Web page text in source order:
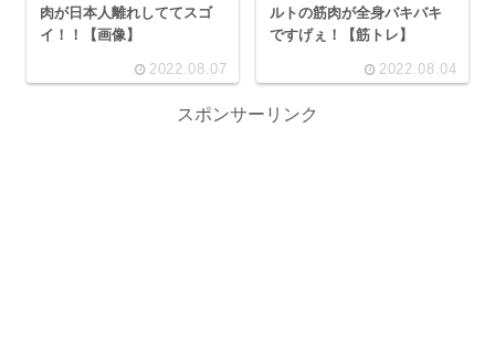
肉が日本人離れしててスゴ
イ！！【画像】
2022.08.07
ルトの筋肉が全身バキバキ
ですげぇ！【筋トレ】
2022.08.04
スポンサーリンク